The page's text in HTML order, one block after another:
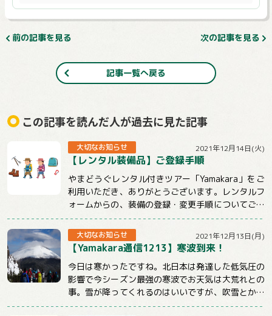
前の記事を見る 次の記事を見る
記事一覧へ戻る
この記事を読んだ人が過去に見た記事
大切なお知らせ 2021年12月14日(火)
【レンタル装備品】ご登録手順
やまどうぐレンタル付きツアー「Yamakara」をご
利用いただき、ありがとうございます。レンタルフ
ォームからの、装備の登録・変更手順についてご説
明させていただきます。【注意事項】★ツ...
大切なお知らせ 2021年12月13日(月)
【Yamakara通信1213】寒波到来！
今日は寒かったですね。北日本は発達した低気圧の
影響で今シーズン最強の寒波でお天気は大荒れとの
事。雪が降ってくれるのはいいですが、吹雪とかは
ちょっと。。。明日からも冷えるようですので山...